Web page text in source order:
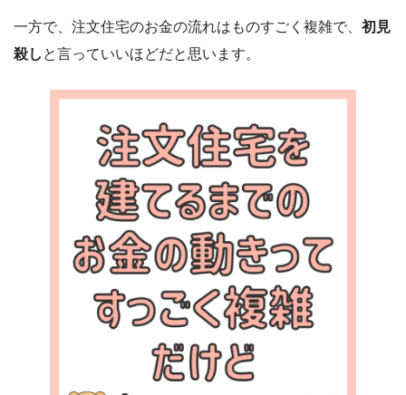
一方で、注文住宅のお金の流れはものすごく複雑で、 初見
殺し と言っていいほどだと思います。